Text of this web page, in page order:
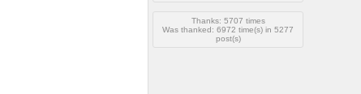
Thanks: 5707 times
Was thanked: 6972 time(s) in 5277
post(s)